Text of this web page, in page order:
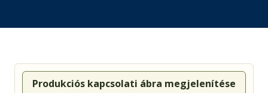
Produkciós kapcsolati ábra megjelenítése